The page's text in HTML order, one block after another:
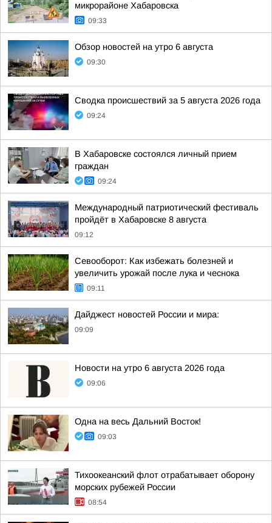
микрорайоне Хабаровска
09:33
Обзор новостей на утро 6 августа
09:30
Сводка происшествий за 5 августа 2026 года
09:24
В Хабаровске состоялся личный прием
граждан
09:24
Международный патриотический фестиваль
пройдёт в Хабаровске 8 августа
09:12
Севооборот: Как избежать болезней и
увеличить урожай после лука и чеснока
09:11
Дайджест новостей России и мира:
09:09
Новости на утро 6 августа 2026 года
09:06
Одна на весь Дальний Восток!
09:03
Тихоокеанский флот отрабатывает оборону
морских рубежей России
08:54